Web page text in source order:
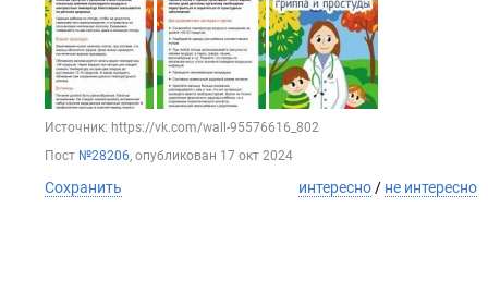
Источник: https://vk.com/wall-95576616_802
Пост №28206, опубликован 17 окт 2024
Сохранить интересно / не интересно